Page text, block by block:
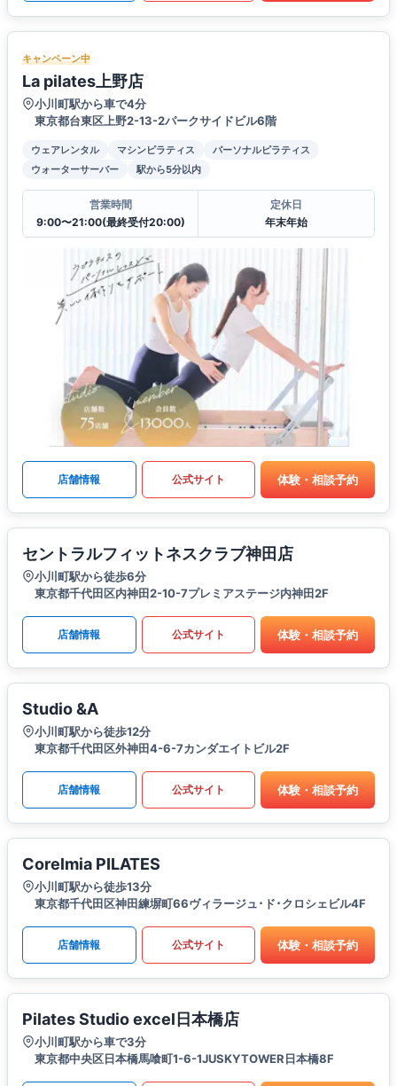
キャンペーン中
La pilates上野店
小川町駅から車で4分
東京都台東区上野2-13-2パークサイドビル6階
ウェアレンタル マシンピラティス
パーソナルピラティス
ウォーターサーバー
駅から5分以内
営業時間
9:00〜21:00(最終受付20:00)
定休日
年末年始
店舗情報 公式サイト 体験・相談予約
セントラルフィットネスクラブ神田店
小川町駅から徒歩6分
東京都千代田区内神田2-10-7プレミアステージ内神田2F
店舗情報 公式サイト 体験・相談予約
Studio &A
小川町駅から徒歩12分
東京都千代田区外神田4-6-7カンダエイトビル2F
店舗情報 公式サイト 体験・相談予約
Corelmia PILATES
小川町駅から徒歩13分
東京都千代田区神田練塀町66ヴィラージュ･ド･クロシェビル4F
店舗情報 公式サイト 体験・相談予約
Pilates Studio excel日本橋店
小川町駅から車で3分
東京都中央区日本橋馬喰町1-6-1JUSKYTOWER日本橋8F